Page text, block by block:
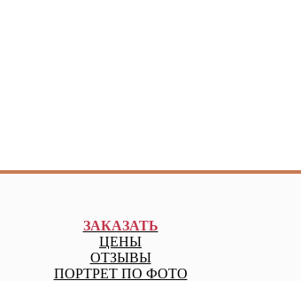
ЗАКАЗАТЬ
ЦЕНЫ
ОТЗЫВЫ
ПОРТРЕТ ПО ФОТО